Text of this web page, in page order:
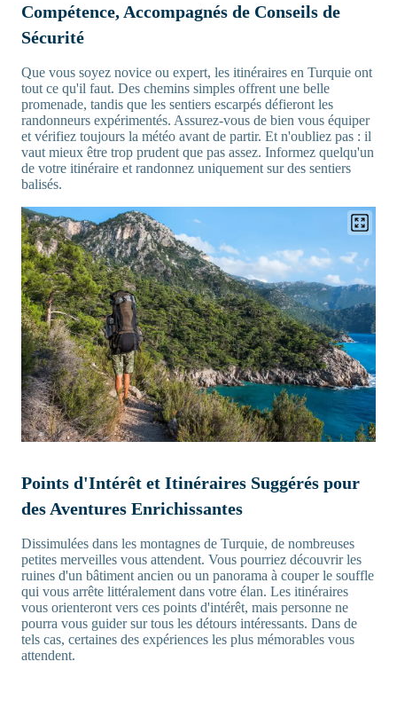
Compétence, Accompagnés de Conseils de
Sécurité
Que vous soyez novice ou expert, les itinéraires en Turquie ont
tout ce qu'il faut. Des chemins simples offrent une belle
promenade, tandis que les sentiers escarpés défieront les
randonneurs expérimentés. Assurez-vous de bien vous équiper
et vérifiez toujours la météo avant de partir. Et n'oubliez pas : il
vaut mieux être trop prudent que pas assez. Informez quelqu'un
de votre itinéraire et randonnez uniquement sur des sentiers
balisés.
Points d'Intérêt et Itinéraires Suggérés pour
des Aventures Enrichissantes
Dissimulées dans les montagnes de Turquie, de nombreuses
petites merveilles vous attendent. Vous pourriez découvrir les
ruines d'un bâtiment ancien ou un panorama à couper le souffle
qui vous arrête littéralement dans votre élan. Les itinéraires
vous orienteront vers ces points d'intérêt, mais personne ne
pourra vous guider sur tous les détours intéressants. Dans de
tels cas, certaines des expériences les plus mémorables vous
attendent.